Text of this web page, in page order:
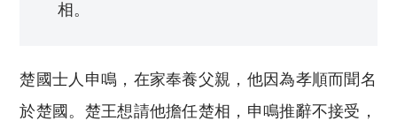
相。
楚國士人申鳴，在家奉養父親，他因為孝順而聞名
於楚國。楚王想請他擔任楚相，申鳴推辭不接受，